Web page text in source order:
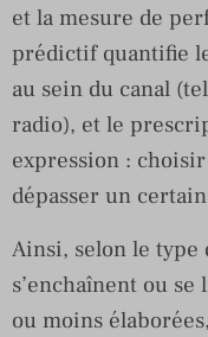
et la mesure de
prédictif quantifie
au sein du canal
radio), et le
expression :
dépasser un
Ainsi, selon le
s’enchaînent ou
ou moins